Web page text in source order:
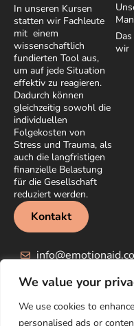
We value your
We use cookies to
personalised ads or
In unseren Kursen
statten wir Fachleute
mit einem
wissenschaftlich
fundierten Tool aus,
um auf jede Situation
effektiv zu reagieren.
Dadurch können
gleichzeitig sowohl die
individuellen
Folgekosten von
Stress und Trauma, als
auch die langfristigen
finanzielle Belastung
für die Gesellschaft
reduziert werden.
Kontakt
wir